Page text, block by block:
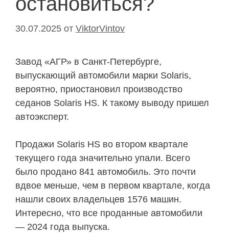
30.07.2025 от ViktorVintov
Завод «АГР» в Санкт-Петербурге,
выпускающий автомобили марки Solaris,
вероятно, приостановил производство
седанов Solaris HS. К такому выводу пришел
автоэксперт.
Продажи Solaris HS во втором квартале
текущего года значительно упали. Всего
было продано 841 автомобиль. Это почти
вдвое меньше, чем в первом квартале, когда
нашли своих владельцев 1576 машин.
Интересно, что все проданные автомобили
— 2024 года выпуска.